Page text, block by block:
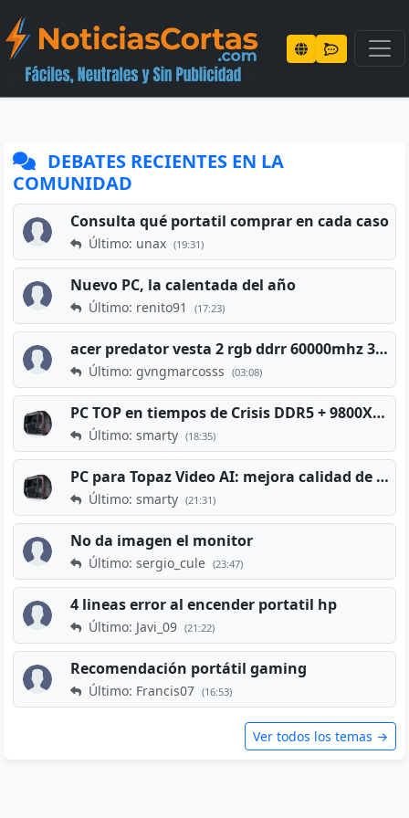
DEBATES RECIENTES EN LA
COMUNIDAD
Consulta qué portatil comprar en cada caso
Último: unax (19:31)
Nuevo PC, la calentada del año
Último: renito91 (17:23)
acer predator vesta 2 rgb ddrr 60000mhz 32gb x2 16gb
Último: gvngmarcosss (03:08)
PC TOP en tiempos de Crisis DDR5 + 9800X3D + RTX 5080 [2026][2400€]
Último: smarty (18:35)
PC para Topaz Video AI: mejora calidad de vídeos viejos
Último: smarty (21:31)
No da imagen el monitor
Último: sergio_cule (23:47)
4 lineas error al encender portatil hp
Último: Javi_09 (21:22)
Recomendación portátil gaming
Último: Francis07 (16:53)
Ver todos los temas →